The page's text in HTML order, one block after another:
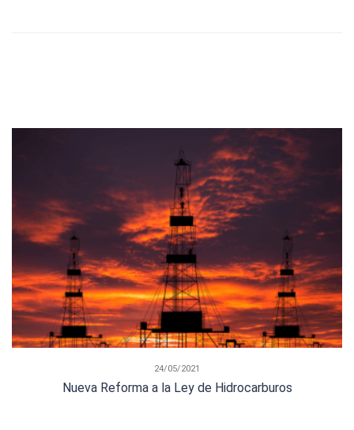
24/05/2021
Nueva Reforma a la Ley de Hidrocarburos